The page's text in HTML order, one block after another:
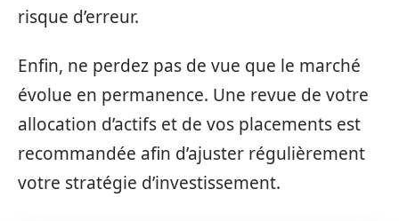
risque d’erreur.
Enfin, ne perdez pas de vue que le marché
évolue en permanence. Une revue de votre
allocation d’actifs et de vos placements est
recommandée afin d’ajuster régulièrement
votre stratégie d’investissement.